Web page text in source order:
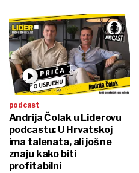
podcast
Andrija Čolak u Liderovu
podcastu: U Hrvatskoj
ima talenata, ali još ne
znaju kako biti
profitabilni